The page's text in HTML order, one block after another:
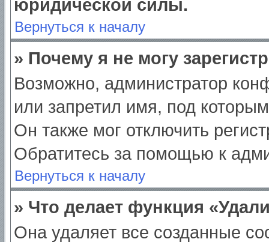
юридической силы.
Вернуться к началу
» Почему я не могу
Возможно, администратор
или запретил имя, под
Он также мог отключить
Обратитесь за помощью к
Вернуться к началу
» Что делает функция
Она удаляет все созданные